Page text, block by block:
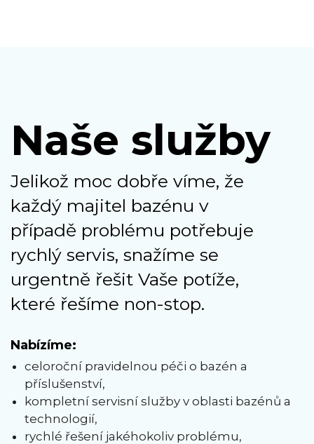
Naše služby
Jelikož moc dobře víme, že
každý majitel bazénu v
případě problému potřebuje
rychlý servis, snažíme se
urgentně řešit Vaše potíže,
které řešíme non-stop.
Nabízíme:
celoroční pravidelnou péči o bazén a
příslušenství,
kompletní servisní služby v oblasti bazénů a
technologií,
rychlé řešení jakéhokoliv problému,